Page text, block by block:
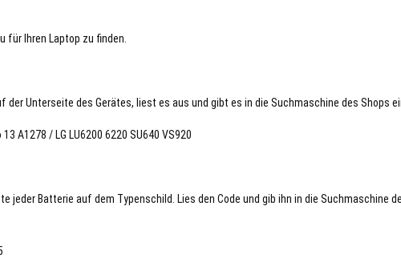
für Ihren Laptop zu finden.
der Unterseite des Gerätes, liest es aus und gibt es in die Suchmaschine des Shops
A1278 / LG LU6200 6220 SU640 VS920
jeder Batterie auf dem Typenschild. Lies den Code und gib ihn in die Suchmaschine